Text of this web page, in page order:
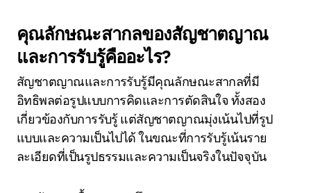
คุณลักษณะสากลของสัญชาตญาณ
และการรับรู้คืออะไร?
สัญชาตญาณและการรับรู้มีคุณลักษณะสากลที่มี
อิทธิพลต่อรูปแบบการคิดและการตัดสินใจ ทั้งสอง
เกี่ยวข้องกับการรับรู้ แต่สัญชาตญาณมุ่งเน้นไปที่รูป
แบบและความเป็นไปได้ ในขณะที่การรับรู้เน้นราย
ละเอียดที่เป็นรูปธรรมและความเป็นจริงในปัจจุบัน